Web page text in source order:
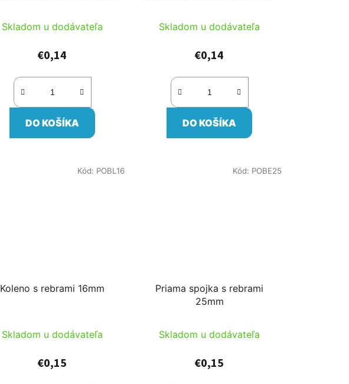
Skladom u dodávateľa
€0,14
DO KOŠÍKA
Skladom u dodávateľa
€0,14
DO KOŠÍKA
Koleno s rebrami 16mm
Skladom u dodávateľa
€0,15
Kód: POBL16
Priama spojka s rebrami
25mm
Skladom u dodávateľa
€0,15
Kód: POBE25